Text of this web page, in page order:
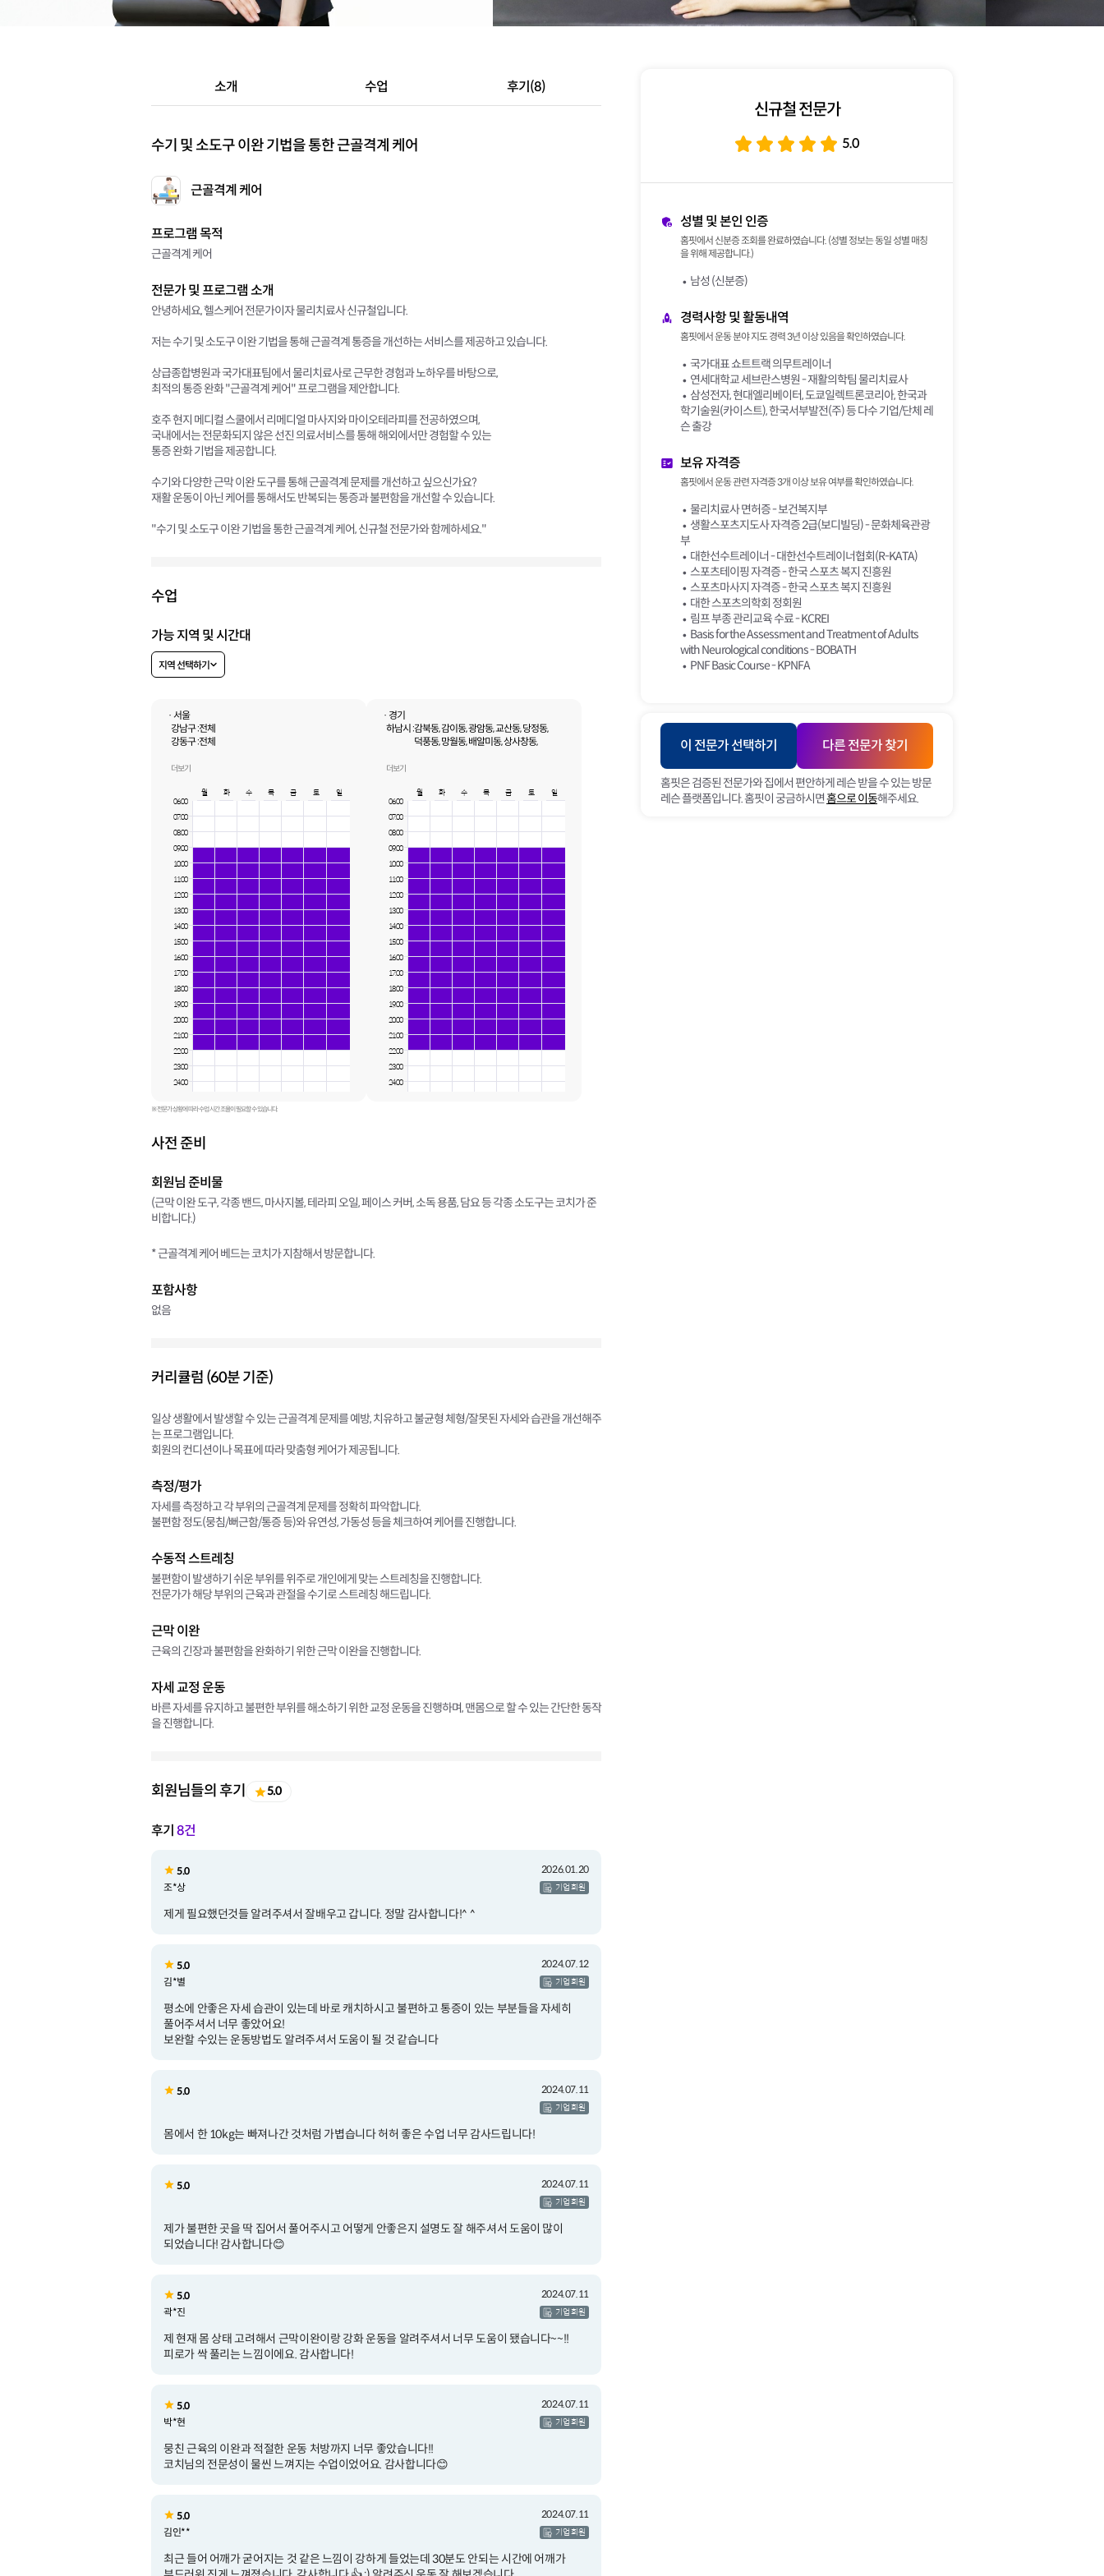
소개 수업 후기(8)
수기 및 소도구 이완 기법을 통한 근골격계 케어
근골격계 케어
프로그램 목적
근골격계 케어
전문가 및 프로그램 소개
안녕하세요, 헬스케어 전문가이자 물리치료사 신규철입니다.
저는 수기 및 소도구 이완 기법을 통해 근골격계 통증을 개선하는 서비스를 제공하고 있습니다.
상급종합병원과 국가대표팀에서 물리치료사로 근무한 경험과 노하우를 바탕으로,
최적의 통증 완화 "근골격계 케어" 프로그램을 제안합니다.
호주 현지 메디컬 스쿨에서 리메디얼 마사지와 마이오테라피를 전공하였으며,
국내에서는 전문화되지 않은 선진 의료서비스를 통해 해외에서만 경험할 수 있는
통증 완화 기법을 제공합니다.
수기와 다양한 근막 이완 도구를 통해 근골격계 문제를 개선하고 싶으신가요?
재활 운동이 아닌 케어를 통해서도 반복되는 통증과 불편함을 개선할 수 있습니다.
"수기 및 소도구 이완 기법을 통한 근골격계 케어, 신규철 전문가와 함께하세요."
수업
가능 지역 및 시간대
지역 선택하기
· 서울
강남구 :전체
강동구 :전체
송파구 :
더보기
월 화 수 목 금 토
일
06:00
07:00
08:00
09:00
10:00
11:00
12:00
13:00
14:00
15:00
16:00
17:00
18:00
19:00
20:00
21:00
22:00
23:00
24:00
· 경기
하남시 :감북동, 감이동, 광암동, 교산동, 당정동,
덕풍동, 망월동, 배알미동, 상사창동,
더보기
월 화 수 목 금 토
일
06:00
07:00
08:00
09:00
10:00
11:00
12:00
13:00
14:00
15:00
16:00
17:00
18:00
19:00
20:00
21:00
22:00
23:00
24:00
※ 전문가 상황에 따라 수업 시간 조율이 필요할 수 있습니다.
사전 준비
회원님 준비물
(근막 이완 도구, 각종 밴드, 마사지볼, 테라피 오일, 페이스 커버, 소독 용품, 담요 등 각종 소도구는 코치가 준
비합니다.)
* 근골격계 케어 베드는 코치가 지참해서 방문합니다.
포함사항
없음
커리큘럼 (60분 기준)
일상 생활에서 발생할 수 있는 근골격계 문제를 예방, 치유하고 불균형 체형/잘못된 자세와 습관을 개선해주
는 프로그램입니다.
회원의 컨디션이나 목표에 따라 맞춤형 케어가 제공됩니다.
측정/평가
자세를 측정하고 각 부위의 근골격계 문제를 정확히 파악합니다.
불편함 정도(뭉침/뻐근함/통증 등)와 유연성, 가동성 등을 체크하여 케어를 진행합니다.
수동적 스트레칭
불편함이 발생하기 쉬운 부위를 위주로 개인에게 맞는 스트레칭을 진행합니다.
전문가가 해당 부위의 근육과 관절을 수기로 스트레칭 해드립니다.
근막 이완
근육의 긴장과 불편함을 완화하기 위한 근막 이완을 진행합니다.
자세 교정 운동
바른 자세를 유지하고 불편한 부위를 해소하기 위한 교정 운동을 진행하며, 맨몸으로 할 수 있는 간단한 동작
을 진행합니다.
회원님들의 후기 5.0
후기8건
5.0
2026.01.20
조*상
기업 회원
제게 필요했던것들 알려주셔서 잘배우고 갑니다. 정말 감사합니다!^ ^
5.0
2024.07.12
김*별
기업 회원
평소에 안좋은 자세 습관이 있는데 바로 캐치하시고 불편하고 통증이 있는 부분들을 자세히
풀어주셔서 너무 좋았어요!
보완할 수있는 운동방법도 알려주셔서 도움이 될 것 같습니다
5.0 2024.07.11
기업 회원
몸에서 한 10kg는 빠져나간 것처럼 가볍습니다 허허 좋은 수업 너무 감사드립니다!
5.0 2024.07.11
기업 회원
제가 불편한 곳을 딱 집어서 풀어주시고 어떻게 안좋은지 설명도 잘 해주셔서 도움이 많이
되었습니다! 감사합니다😊
5.0
2024.07.11
곽*진
기업 회원
제 현재 몸 상태 고려해서 근막이완이랑 강화 운동을 알려주셔서 너무 도움이 됐습니다~~!!
피로가 싹 풀리는 느낌이에요. 감사합니다!
5.0
2024.07.11
박*현
기업 회원
뭉친 근육의 이완과 적절한 운동 처방까지 너무 좋았습니다!!
코치님의 전문성이 물씬 느껴지는 수업이었어요. 감사합니다😊
5.0
2024.07.11
김인**
기업 회원
최근 들어 어깨가 굳어지는 것 같은 느낌이 강하게 들었는데 30분도 안되는 시간에 어깨가
신규철 전문가
5.0
성별 및 본인 인증
홈핏에서 신분증 조회를 완료하였습니다. (성별 정보는 동일 성별 매칭
을 위해 제공합니다.)
남성 (신분증)
경력사항 및 활동내역
홈핏에서 운동 분야 지도 경력 3년 이상 있음을 확인하였습니다.
국가대표 쇼트트랙 의무트레이너
연세대학교 세브란스병원 - 재활의학팀 물리치료사
삼성전자, 현대엘리베이터, 도쿄일렉트론코리아, 한국과
학기술원(카이스트), 한국서부발전(주) 등 다수 기업/단체 레
슨 출강
보유 자격증
홈핏에서 운동 관련 자격증 3개 이상 보유 여부를 확인하였습니다.
물리치료사 면허증 - 보건복지부
생활스포츠지도사 자격증 2급(보디빌딩) - 문화체육관광
부
대한선수트레이너 - 대한선수트레이너협회(R-KATA)
스포츠테이핑 자격증 - 한국 스포츠 복지 진흥원
스포츠마사지 자격증 - 한국 스포츠 복지 진흥원
대한 스포츠의학회 정회원
림프 부종 관리교육 수료 - KCREI
Basis for the Assessment and Treatment of Adults
with Neurological conditions - BOBATH
PNF Basic Course - KPNFA
이 전문가 선택하기 다른 전문가 찾기
홈핏은 검증된 전문가와 집에서 편안하게 레슨 받을 수 있는 방문
레슨 플랫폼입니다. 홈핏이 궁금하시면홈으로 이동해주세요.